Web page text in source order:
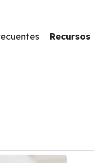
Recursos